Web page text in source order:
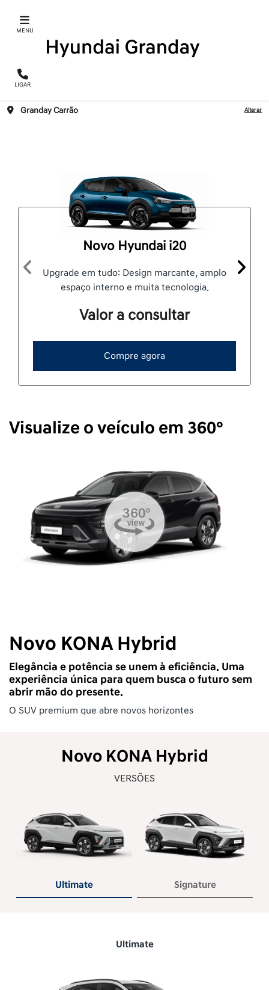
MENU
LIGAR
Granday Carrão Alterar
Novo Hyundai i20
Upgrade em tudo: Design marcante, amplo
espaço interno e muita tecnologia.
Valor a consultar
Compre agora
Anterior
Visualize o veículo em 360°
Novo KONA Hybrid
Elegância e potência se unem à eficiência. Uma
experiência única para quem busca o futuro sem
abrir mão do presente.
O SUV premium que abre novos horizontes
Novo KONA Hybrid
VERSÕES
Ultimate Signature
Ultimate